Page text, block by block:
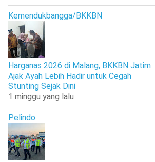
Kemendukbangga/BKKBN
Harganas 2026 di Malang, BKKBN Jatim
Ajak Ayah Lebih Hadir untuk Cegah
Stunting Sejak Dini
1 minggu yang lalu
Pelindo